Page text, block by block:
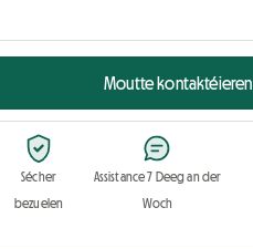
Moutte kontaktéieren
Sécher
bezuelen
Assistance 7 Deeg an der
Woch